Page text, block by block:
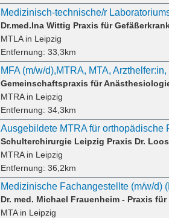
MTLAin Leipzig
Entfernung: 33,3km
MTRAin Leipzig
Entfernung: 34,3km
Schulterchirurgie Leipzig Praxis Dr. Loos
MTRAin Leipzig
Entfernung: 36,2km
MTAin Leipzig